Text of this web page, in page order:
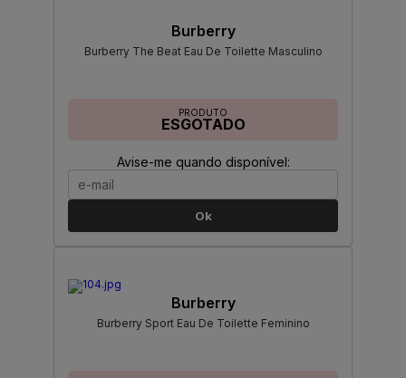
Burberry
Burberry The Beat Eau De Toilette Masculino
PRODUTO
ESGOTADO
Avise-me quando disponível:
Ok
Burberry
Burberry Sport Eau De Toilette Feminino